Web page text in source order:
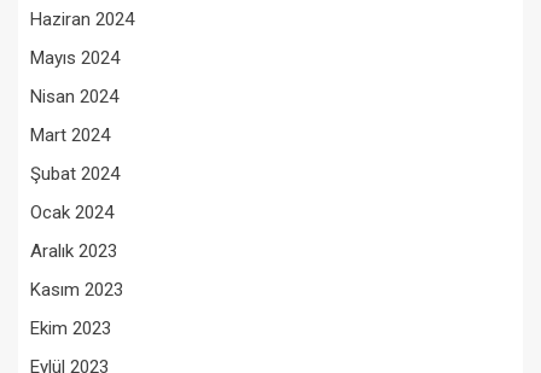
Haziran 2024
Mayıs 2024
Nisan 2024
Mart 2024
Şubat 2024
Ocak 2024
Aralık 2023
Kasım 2023
Ekim 2023
Eylül 2023